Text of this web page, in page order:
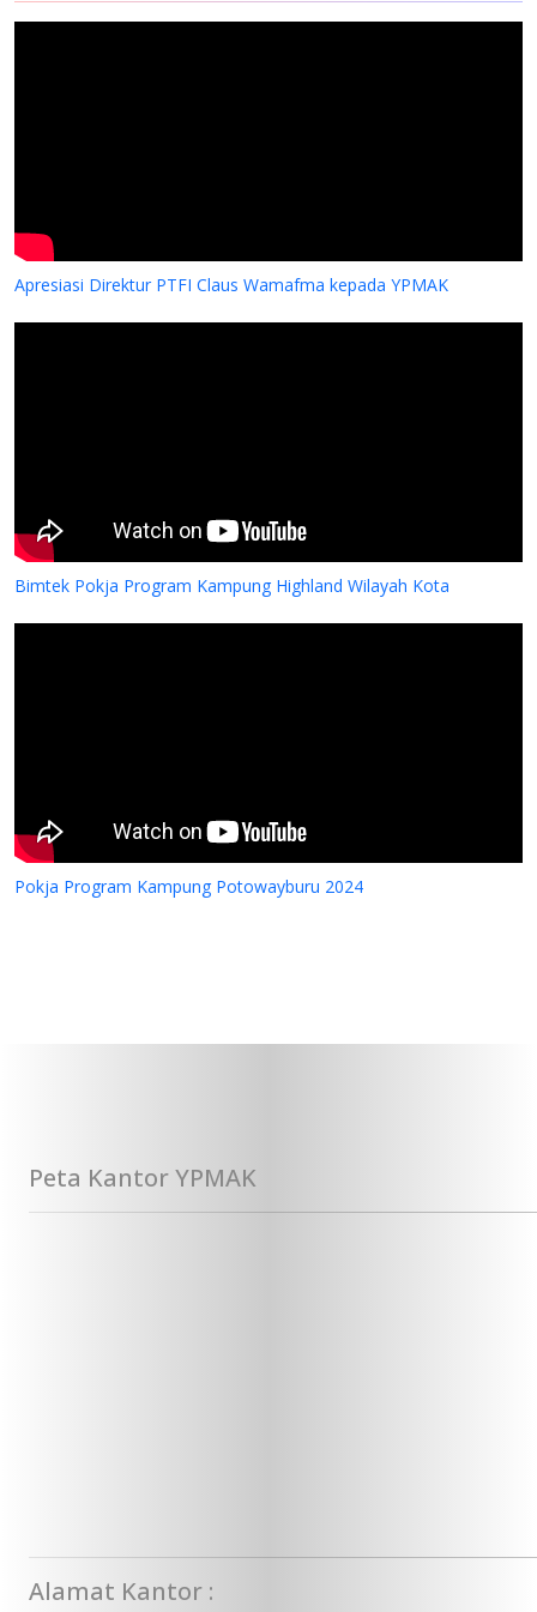
Apresiasi Direktur PTFI Claus Wamafma kepada YPMAK
Bimtek Pokja Program Kampung Highland Wilayah Kota
Pokja Program Kampung Potowayburu 2024
Peta Kantor YPMAK
Alamat Kantor :